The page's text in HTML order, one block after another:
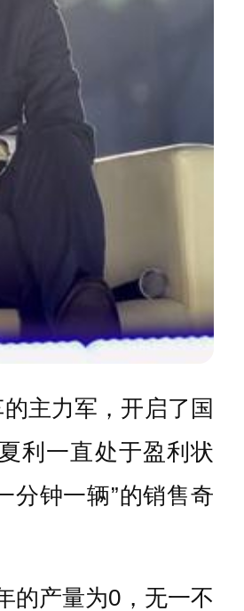
主力军，开启了国
利一直处于盈利状
分钟一辆”的销售奇
的产量为0，无一不